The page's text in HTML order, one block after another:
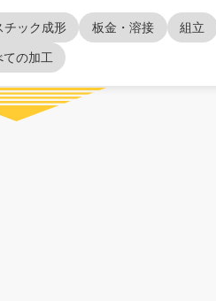
チック成形 板金・溶接 組立
ての加工